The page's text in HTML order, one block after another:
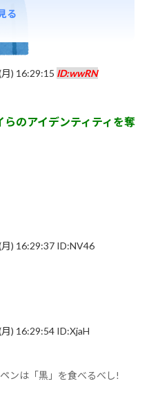
) 16:29:15 ID:wwRN
のアイデンティティを奪
) 16:29:37 ID:NV46
) 16:29:54 ID:XjaH
ンは「黒」を食べるべし!
る